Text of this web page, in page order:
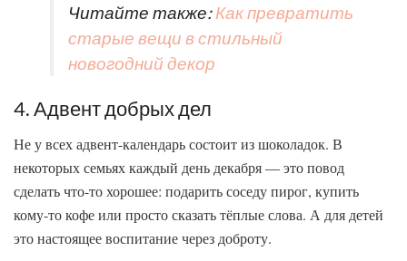
Читайте также:Как превратить
старые вещи в стильный
новогодний декор
4. Адвент добрых дел
Не у всех адвент-календарь состоит из шоколадок. В
некоторых семьях каждый день декабря — это повод
сделать что-то хорошее: подарить соседу пирог, купить
кому-то кофе или просто сказать тёплые слова. А для детей
это настоящее воспитание через доброту.